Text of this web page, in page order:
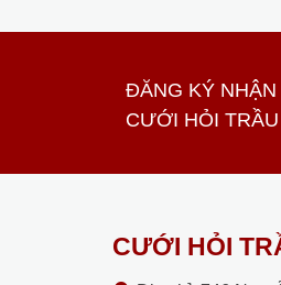
ĐĂNG KÝ
CƯỚI HỎI
CƯỚI HỎI